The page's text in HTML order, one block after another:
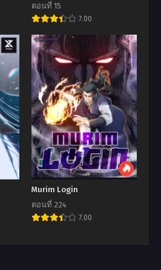
ตอนที่ 15
7.00
Murim Login
ตอนที่ 224
7.00